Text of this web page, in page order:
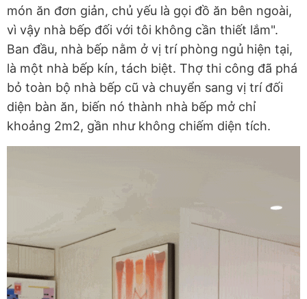
món ăn đơn giản, chủ yếu là gọi đồ ăn bên ngoài,
vì vậy nhà bếp đối với tôi không cần thiết lắm".
Ban đầu, nhà bếp nằm ở vị trí phòng ngủ hiện tại,
là một nhà bếp kín, tách biệt. Thợ thi công đã phá
bỏ toàn bộ nhà bếp cũ và chuyển sang vị trí đối
diện bàn ăn, biến nó thành nhà bếp mở chỉ
khoảng 2m2, gần như không chiếm diện tích.